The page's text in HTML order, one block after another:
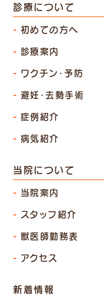
診療について
初めての方へ
診療案内
ワクチン・予防
避妊・去勢手術
症例紹介
病気紹介
当院について
当院案内
スタッフ紹介
獣医師勤務表
アクセス
新着情報